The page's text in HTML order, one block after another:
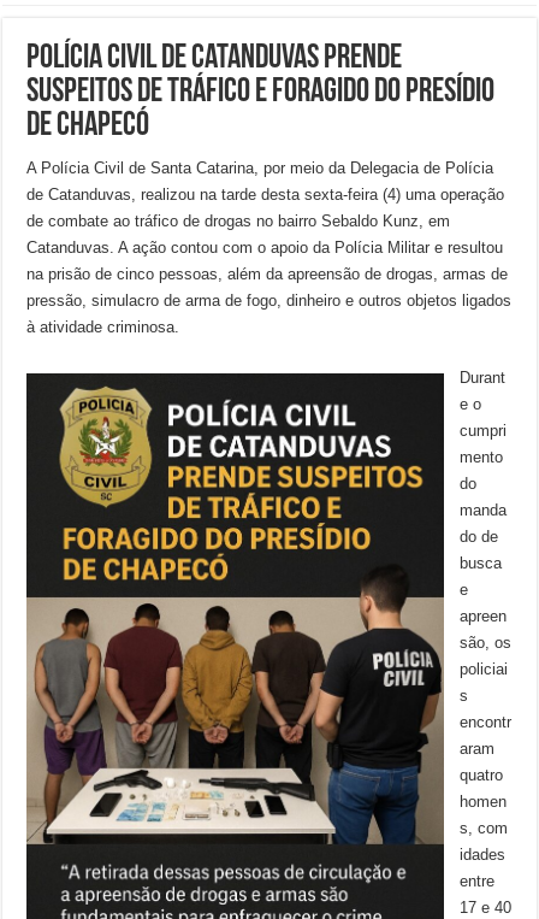
Polícia Civil de Catanduvas prende
suspeitos de tráfico e foragido do presídio
de Chapecó
A Polícia Civil de Santa Catarina, por meio da Delegacia de Polícia
de Catanduvas, realizou na tarde desta sexta-feira (4) uma operação
de combate ao tráfico de drogas no bairro Sebaldo Kunz, em
Catanduvas. A ação contou com o apoio da Polícia Militar e resultou
na prisão de cinco pessoas, além da apreensão de drogas, armas de
pressão, simulacro de arma de fogo, dinheiro e outros objetos ligados
à atividade criminosa.
Durant
e o
cumpri
mento
do
manda
do de
busca
e
apreen
são, os
policiai
s
encontr
aram
quatro
homen
s, com
idades
entre
17 e 40